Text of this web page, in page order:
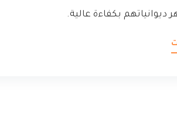
بكفاءة عالية.